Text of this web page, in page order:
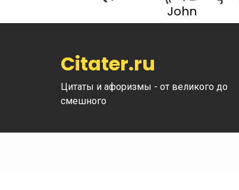
John
Citater.ru
Цитаты и афоризмы - от великого до
смешного